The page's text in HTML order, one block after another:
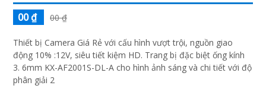
00 ₫ 00 ₫
Thiết bị Camera Giá Rẻ với cấu hình vượt trội, nguồn giao
động 10% :12V, siêu tiết kiệm HD. Trang bị đặc biệt ống kính
3. 6mm KX-AF2001S-DL-A cho hình ảnh sáng và chi tiết với độ
phân giải 2